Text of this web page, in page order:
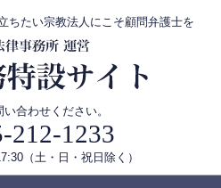
ちたい宗教法人にこそ顧問弁護士を
合わせください。
212-1233
（土・日・祝日除く）